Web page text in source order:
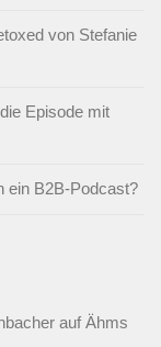
von Stefanie
Episode mit
ein B2B-Podcast?
auf Ähms